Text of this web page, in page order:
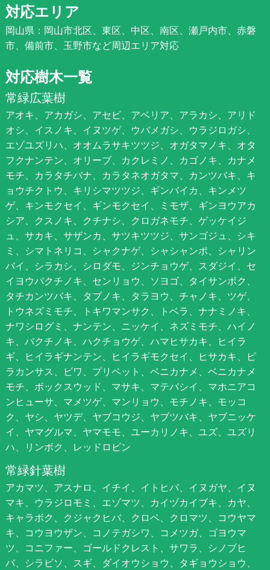
対応エリア
岡山県：岡山市北区、東区、中区、南区、瀬戸内市、赤磐
市、備前市、玉野市など周辺エリア対応
対応樹木一覧
常緑広葉樹
アオキ、アカガシ、アセビ、アベリア、アラカシ、アリド
オシ、イスノキ、イヌツゲ、ウバメガシ、ウラジロガシ、
エゾユズリハ、オオムラサキツツジ、オガタマノキ、オタ
フクナンテン、オリーブ、カクレミノ、カゴノキ、カナメ
モチ、カラタチバナ、カラタネオガタマ、カンツバキ、キ
ョウチクトウ、キリシマツツジ、ギンバイカ、キンメツ
ゲ、キンモクセイ、ギンモクセイ、ミモザ、ギンヨウアカ
シア、クスノキ、クチナシ、クロガネモチ、ゲッケイジ
ュ、サカキ、サザンカ、サツキツツジ、サンゴジュ、シキ
ミ、シマトネリコ、シャクナゲ、シャシャンポ、シャリン
バイ、シラカシ、シロダモ、ジンチョウゲ、スダジイ、セ
イヨウバクチノキ、センリョウ、ソヨゴ、タイサンボク、
タチカンツバキ、タブノキ、タラヨウ、チャノキ、ツゲ、
トウネズミモチ、トキワマンサク、トベラ、ナナミノキ、
ナワシログミ、ナンテン、ニッケイ、ネズミモチ、ハイノ
キ、バクチノキ、ハクチョウゲ、ハマヒサカキ、ヒイラ
ギ、ヒイラギナンテン、ヒイラギモクセイ、ヒサカキ、ピ
ラカンサス、ビワ、プリペット、ベニカナメ、ベニカナメ
モチ、ボックスウッド、マサキ、マテバシイ、マホニアコ
ンヒューサ、マメツゲ、マンリョウ、モチノキ、モッコ
ク、ヤシ、ヤツデ、ヤブコウジ、ヤブツバキ、ヤブニッケ
イ、ヤマグルマ、ヤマモモ、ユーカリノキ、ユズ、ユズリ
ハ、リンボク、レッドロビン
常緑針葉樹
アカマツ、アスナロ、イチイ、イトヒバ、イヌガヤ、イヌ
マキ、ウラジロモミ、エゾマツ、カイヅカイブキ、カヤ、
キャラボク、クジャクヒバ、クロベ、クロマツ、コウヤマ
キ、コウヨウザン、コノテガシワ、コメツガ、ゴヨウマ
ツ、コニファー、ゴールドクレスト、サワラ、シノブヒ
バ、シラビソ、スギ、ダイオウショウ、タギョウショウ、